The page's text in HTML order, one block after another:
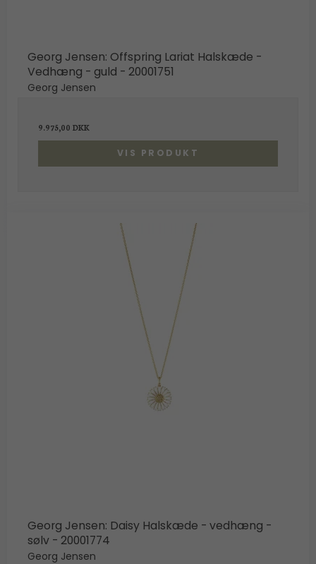
Georg Jensen: Offspring Lariat Halskæde -
Vedhæng - guld - 20001751
Georg Jensen
9.975,00 DKK
VIS PRODUKT
Georg Jensen: Daisy Halskæde - vedhæng -
sølv - 20001774
Georg Jensen